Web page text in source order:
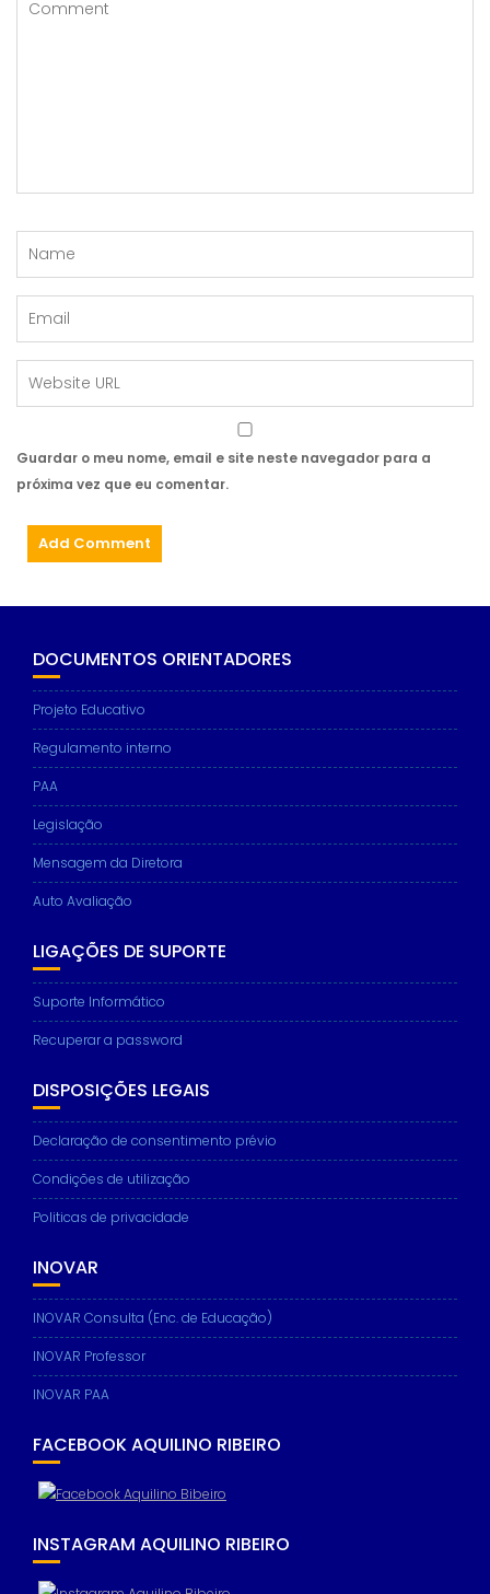
Guardar o meu nome, email e site neste navegador para a
próxima vez que eu comentar.
DOCUMENTOS ORIENTADORES
Projeto Educativo
Regulamento interno
PAA
Legislação
Mensagem da Diretora
Auto Avaliação
LIGAÇÕES DE SUPORTE
Suporte Informático
Recuperar a password
DISPOSIÇÕES LEGAIS
Declaração de consentimento prévio
Condições de utilização
Politicas de privacidade
INOVAR
INOVAR Consulta (Enc. de Educação)
INOVAR Professor
INOVAR PAA
FACEBOOK AQUILINO RIBEIRO
INSTAGRAM AQUILINO RIBEIRO
Necessary
These
cookies are
not
They are
needed for
the website
to function.
Statistics
In order for
improve the
website's
functionality
structure,
based on
website is
In order for
our website
to perform
as well as
possible
during your
visit. If you
refuse these
some
functionality
will
disappear
website.